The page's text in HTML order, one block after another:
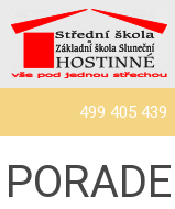
499 405 439